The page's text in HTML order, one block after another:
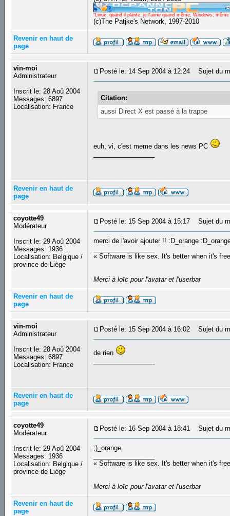
"Linux, quand il plante, je l'aime quand même, Windows,
(c)The Patjke's Network, 1997-2010
Revenir en haut de
page
vin-moi
Administrateur
Inscrit le: 28 Aoû 2004
Messages: 6897
Localisation: France
Posté le: 14 Sep 2004 à 12:24 Sujet du
Citation:
aussi Direct X est passé à la trappe
euh, vi, c'est meme dans les news PC
Revenir en haut de
page
coyotte49
Modérateur
Inscrit le: 29 Aoû 2004
Messages: 1936
Localisation: Belgique /
province de Liège
Posté le: 15 Sep 2004 à 15:17 Sujet du
merci de l'avoir ajouter !! :D_orange
« Software is like sex. It's better when it's
Merci à loïc pour l'avatar et l'userbar
Revenir en haut de
page
vin-moi
Administrateur
Inscrit le: 28 Aoû 2004
Messages: 6897
Localisation: France
Posté le: 15 Sep 2004 à 16:02 Sujet du
de rien
Revenir en haut de
page
coyotte49
Modérateur
Inscrit le: 29 Aoû 2004
Messages: 1936
Localisation: Belgique /
province de Liège
Posté le: 16 Sep 2004 à 18:41 Sujet du
;)_orange
« Software is like sex. It's better when it's
Merci à loïc pour l'avatar et l'userbar
Revenir en haut de
page